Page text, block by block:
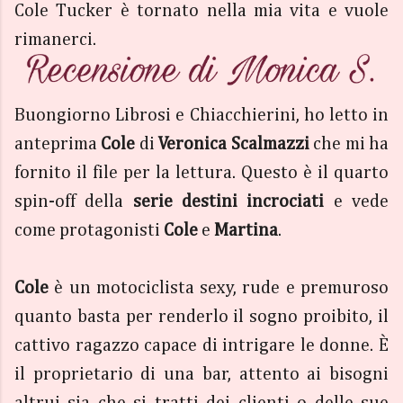
Cole Tucker è tornato nella mia vita e vuole
rimanerci.
Buongiorno Librosi e Chiacchierini, ho letto in
anteprima Cole di Veronica Scalmazziche mi ha
fornito il file per la lettura. Questo è il quarto
spin-off della serie destini incrociati e vede
come protagonisti Cole e Martina.
Cole è un motociclista sexy, rude e premuroso
quanto basta per renderlo il sogno proibito, il
cattivo ragazzo capace di intrigare le donne. È
il proprietario di una bar, attento ai bisogni